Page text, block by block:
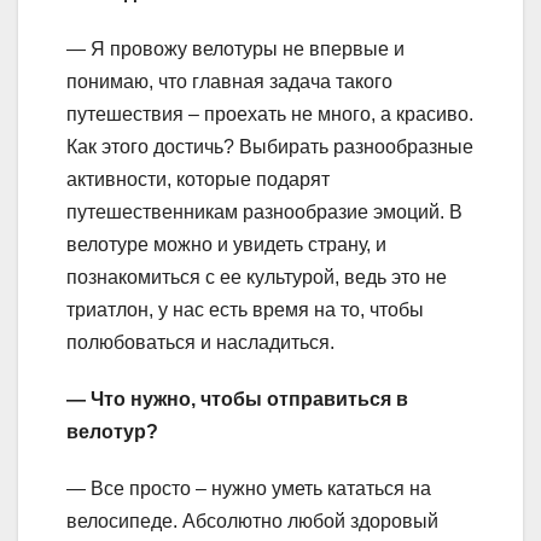
— Я провожу велотуры не впервые и
понимаю, что главная задача такого
путешествия – проехать не много, а красиво.
Как этого достичь? Выбирать разнообразные
активности, которые подарят
путешественникам разнообразие эмоций. В
велотуре можно и увидеть страну, и
познакомиться с ее культурой, ведь это не
триатлон, у нас есть время на то, чтобы
полюбоваться и насладиться.
— Что нужно, чтобы отправиться в
велотур?
— Все просто – нужно уметь кататься на
велосипеде. Абсолютно любой здоровый